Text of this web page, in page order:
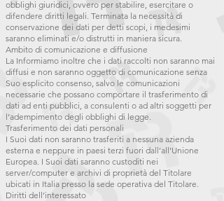
obblighi giuridici, ovvero per stabilire, esercitare o
difendere diritti legali. Terminata la necessità di
conservazione dei dati per detti scopi, i medesimi
saranno eliminati e/o distrutti in maniera sicura.
Ambito di comunicazione e diffusione
La Informiamo inoltre che i dati raccolti non saranno mai
diffusi e non saranno oggetto di comunicazione senza
Suo esplicito consenso, salvo le comunicazioni
necessarie che possano comportare il trasferimento di
dati ad enti pubblici, a consulenti o ad altri soggetti per
l’adempimento degli obblighi di legge.
Trasferimento dei dati personali
I Suoi dati non saranno trasferiti a nessuna azienda
esterna e neppure in paesi terzi fuori dall’all’Unione
Europea. I Suoi dati saranno custoditi nei
server/computer e archivi di proprietà del Titolare
ubicati in Italia presso la sede operativa del Titolare.
Diritti dell’interessato